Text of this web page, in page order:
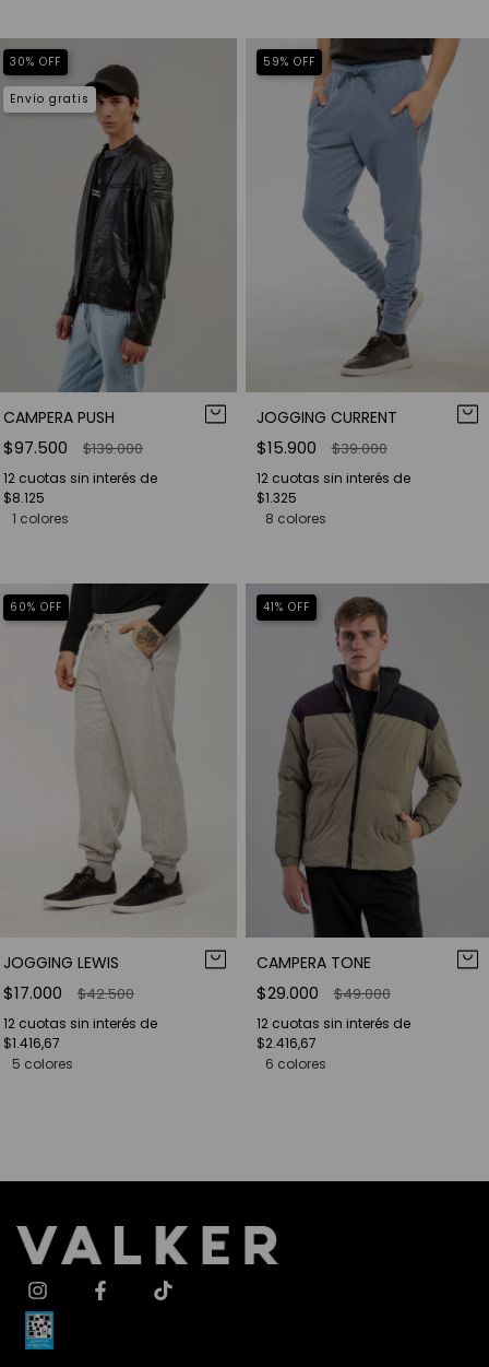
30% OFF
Envío gratis
CAMPERA PUSH
$97.500 $139.000
12 cuotas sin interés de
$8.125
1 colores
59% OFF
JOGGING CURRENT
$15.900 $39.000
12 cuotas sin interés de
$1.325
8 colores
60% OFF
JOGGING LEWIS
$17.000 $42.500
12 cuotas sin interés de
$1.416,67
5 colores
41% OFF
CAMPERA TONE
$29.000 $49.000
12 cuotas sin interés de
$2.416,67
6 colores